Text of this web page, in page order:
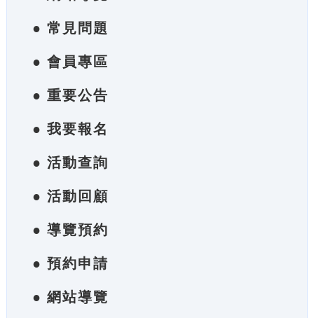
● 常見問題
● 會員專區
● 重要公告
● 我要報名
● 活動查詢
● 活動回顧
● 導覽預約
● 預約申請
● 網站導覽